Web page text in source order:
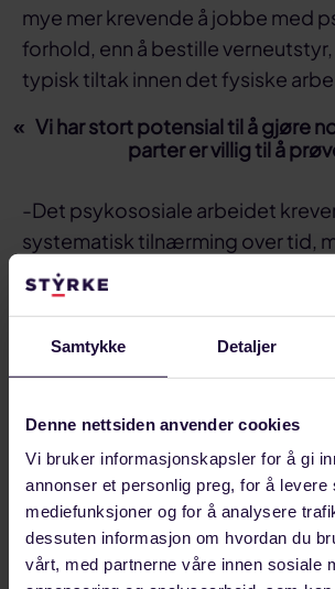
Samtykke Detaljer
Denne nettsiden anvender cookies
Vi bruker informasjonskapsler for å gi
annonser et personlig preg, for å levere
mediefunksjoner og for å analysere
dessuten informasjon om hvordan du
vårt, med partnerne våre innen sosiale
mye mer krevende å jobbe med
forhold, enn å bestille
typisk tiltak innen det fysiske
Vi har stort potensial til å gjøre
parter er villig til å
-Det psykososiale arbeidet
systematisk tilnærming over tid,
aller mest forutsetter det en reell
partene i arbeidslivet til å prøve.
villig til å prøve. Det har vært alt for
vanskeligheter, sier Bjerkeli og
er like strenge krav til det
arbeidsmiljøet som til det fysiske
Les mer: